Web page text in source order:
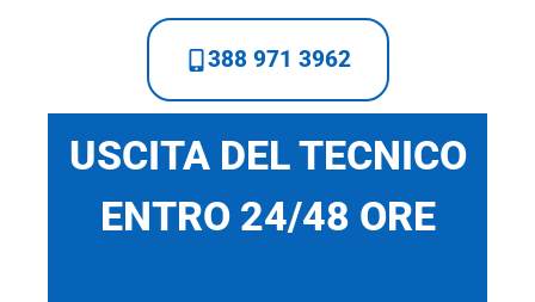
388 971 3962
USCITA DEL TECNICO
ENTRO 24/48 ORE